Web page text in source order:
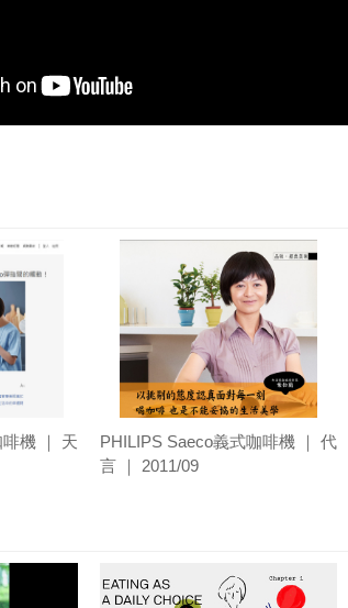
機 ｜ 天
PHILIPS Saeco義式咖啡機 ｜ 代
言 ｜ 2011/09